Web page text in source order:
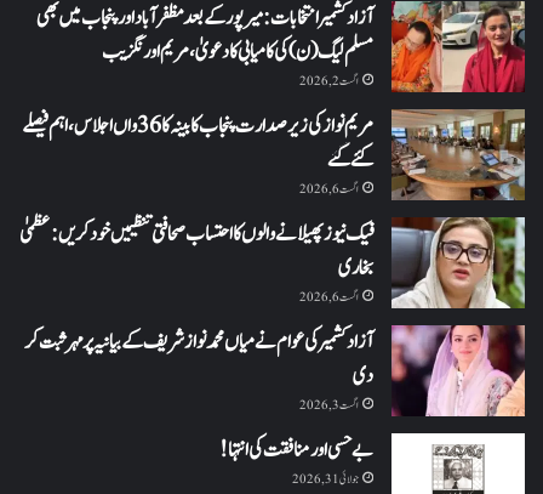
آزاد کشمیر انتخابات: میرپور کے بعد مظفرآباد اور پنجاب میں بھی
مسلم لیگ (ن) کی کامیابی کا دعویٰ، مریم اورنگزیب
اگست 2, 2026
مریم نواز کی زیر صدارت پنجاب کابینہ کا 36واں اجلاس،اہم فیصلے
کئے گئے
اگست 6, 2026
فیک نیوز پھیلانے والوں کا احتساب صحافتی تنظیمیں خود کریں: عظمیٰ
بخاری
اگست 6, 2026
آزاد کشمیر کی عوام نے میاں محمد نواز شریف کے بیانیہ پر مہر ثبت کر
دی
اگست 3, 2026
بے حسی اور منافقت کی انتہا !
جولائی 31, 2026